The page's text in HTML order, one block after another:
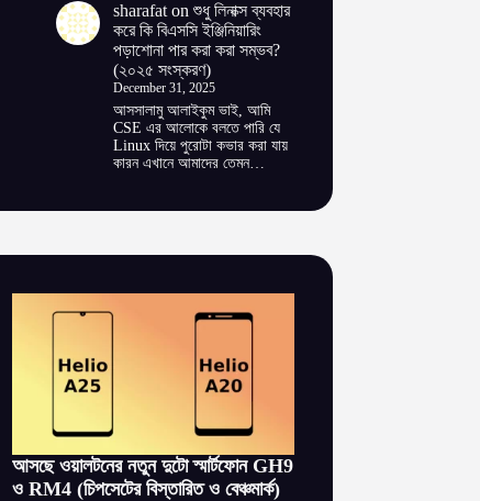
sharafat onশুধু লিনাক্স ব্যবহার
করে কি বিএসসি ইঞ্জিনিয়ারিং
পড়াশোনা পার করা করা সম্ভব?
(২০২৫ সংস্করণ)
December 31, 2025
আসসালামু আলাইকুম ভাই, আমি
CSE এর আলোকে বলতে পারি যে
Linux দিয়ে পুরোটা কভার করা যায়
কারন এখানে আমাদের তেমন…
আসছে ওয়ালটনের নতুন দুটো স্মার্টফোন GH9
ও RM4 (চিপসেটের বিস্তারিত ও বেঞ্চমার্ক)